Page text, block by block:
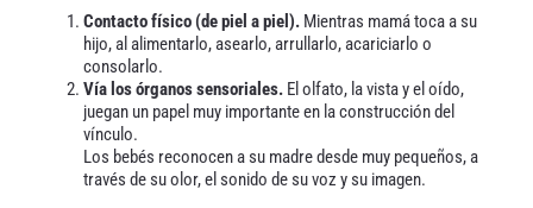
Contacto físico (de piel a piel).Mientras mamá toca a su
hijo, al alimentarlo, asearlo, arrullarlo, acariciarlo o
consolarlo.
Vía los órganos sensoriales.El olfato, la vista y el oído,
juegan un papel muy importante en la construcción del
vínculo.
Los bebés reconocen a su madre desde muy pequeños, a
través de su olor, el sonido de su voz y su imagen.